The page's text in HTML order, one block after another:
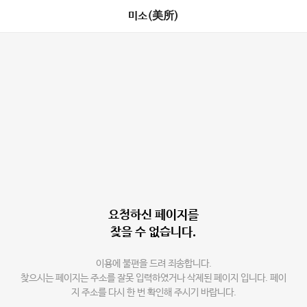
미소(美所)
요청하신 페이지를
찾을 수 없습니다.
이용에 불편을 드려 죄송합니다.
찾으시는 페이지는 주소를 잘못 입력하였거나 삭제된 페이지 입니다. 페이
지 주소를 다시 한 번 확인해 주시기 바랍니다.